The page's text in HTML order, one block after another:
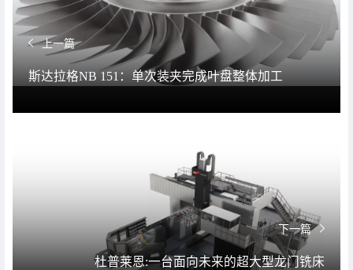
上一篇
斯达拉格NB 151：单次装夹完成叶盘整体加工
下一篇
杜普莱恩:一台面向未来的超大型龙门铣床